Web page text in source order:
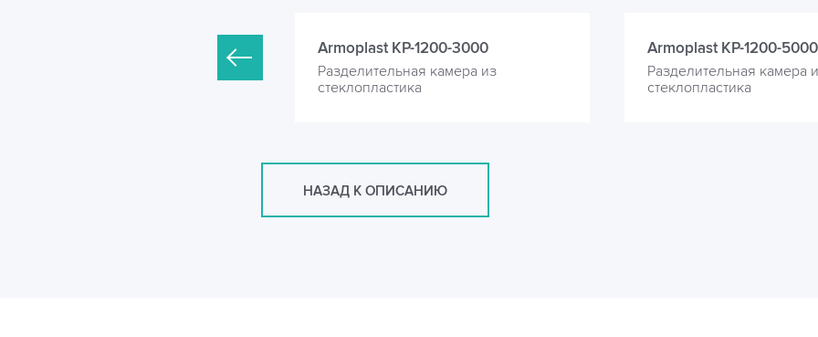
Armoplast KP-1200-3000
Разделительная камера из
стеклопластика
Armoplast KP-1200-5000
Разделительная камера
стеклопластика
НАЗАД К ОПИСАНИЮ